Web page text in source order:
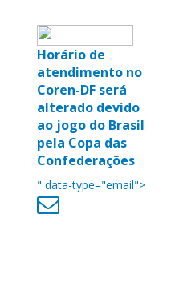
Horário de
atendimento no
Coren-DF será
alterado devido
ao jogo do Brasil
pela Copa das
Confederações
" data-type="email">